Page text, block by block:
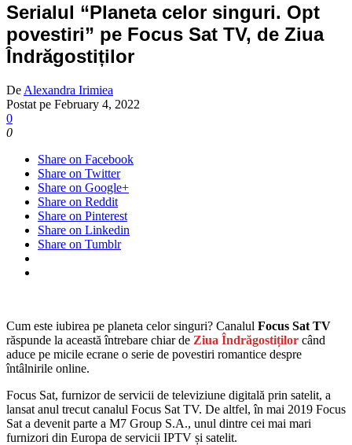
Serialul “Planeta celor singuri. Opt
povestiri” pe Focus Sat TV, de Ziua
Îndrăgostiților
De Alexandra Irimiea
Postat pe February 4, 2022
0
0
Share on Facebook
Share on Twitter
Share on Google+
Share on Reddit
Share on Pinterest
Share on Linkedin
Share on Tumblr
Cum este iubirea pe planeta celor singuri? Canalul Focus Sat TV
răspunde la această întrebare chiar de Ziua Îndrăgostiților când
aduce pe micile ecrane o serie de povestiri romantice despre
întâlnirile online.
Focus Sat, furnizor de servicii de televiziune digitală prin satelit, a
lansat anul trecut canalul Focus Sat TV. De altfel, în mai 2019 Focus
Sat a devenit parte a M7 Group S.A., unul dintre cei mai mari
furnizori din Europa de servicii IPTV și satelit.